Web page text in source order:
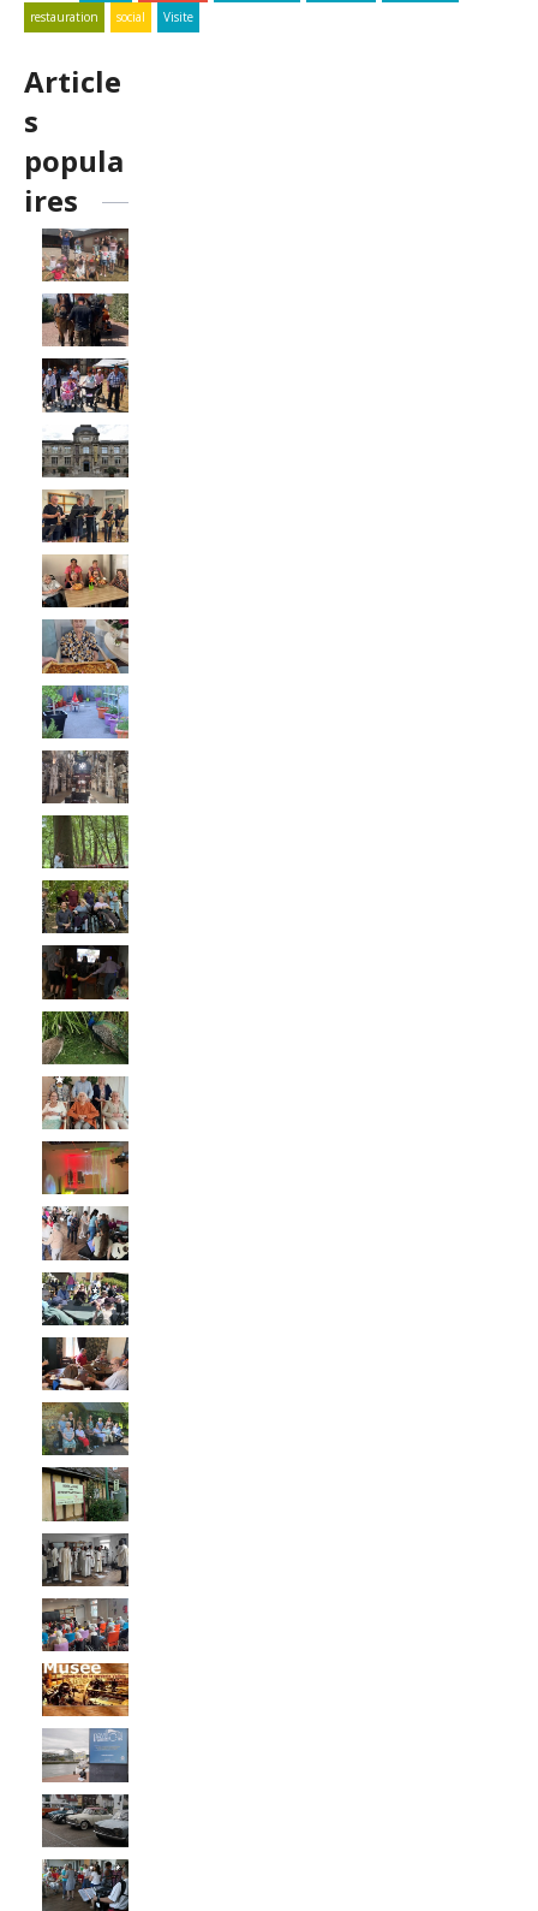
restauration social Visite
Article
s
popula
ires